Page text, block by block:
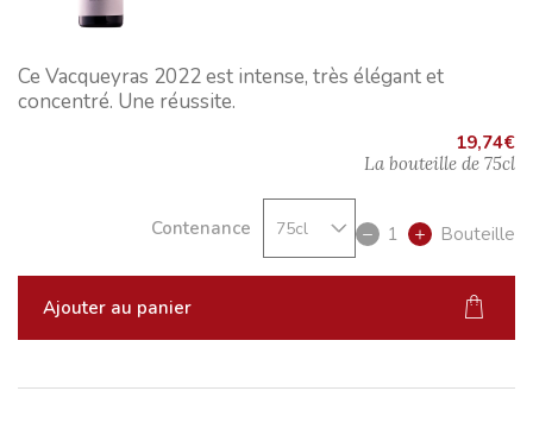
Ce Vacqueyras 2022 est intense, très élégant et
concentré. Une réussite.
19,74€
La bouteille de 75cl
Contenance 1 Bouteille
Ajouter au panier